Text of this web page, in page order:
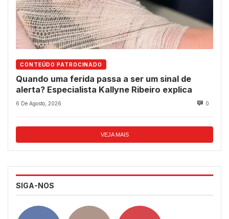
CONTEÚDO PATROCINADO
Quando uma ferida passa a ser um sinal de
alerta? Especialista Kallyne Ribeiro explica
6 De Agosto, 2026 0
VEJA MAIS
SIGA-NOS